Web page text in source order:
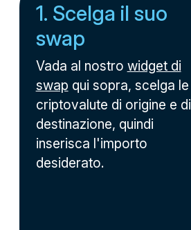
1. Scelga il suo
swap
Vada al nostro widget di
swap qui sopra, scelga le
criptovalute di origine e di
destinazione, quindi
inserisca l'importo
desiderato.